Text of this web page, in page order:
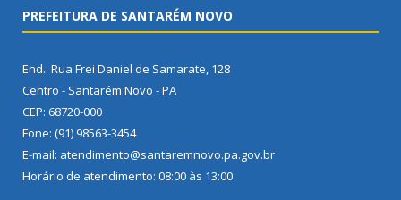
PREFEITURA DE SANTARÉM NOVO
End.: Rua Frei Daniel de Samarate, 128
Centro - Santarém Novo - PA
CEP: 68720-000
Fone: (91) 98563-3454
E-mail: atendimento@santaremnovo.pa.gov.br
Horário de atendimento: 08:00 às 13:00